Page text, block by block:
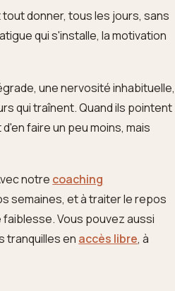
tout donner, tous les jours, sans
qui s'installe, la motivation
une nervosité inhabituelle,
qui traînent. Quand ils pointent
faire un peu moins, mais
notre coaching
semaines, et à traiter le repos
Vous pouvez aussi
tranquilles en accès libre, à